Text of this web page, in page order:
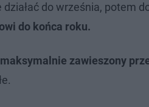
do września, potem
do końca roku.
zawieszony